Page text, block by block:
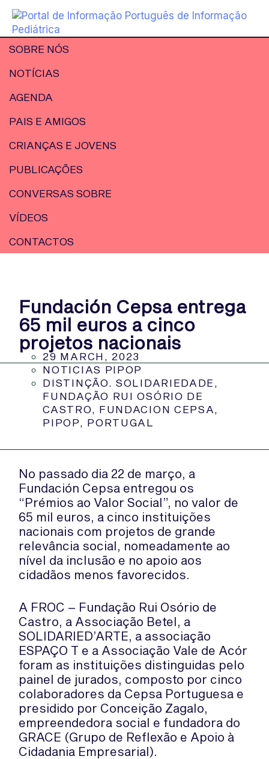
SOBRE NÓS
NOTÍCIAS
AGENDA
PAIS E AMIGOS
CRIANÇAS E JOVENS
PUBLICAÇÕES
CONVERSAS SOBRE
VÍDEOS
CONTACTOS
Fundación Cepsa entrega
65 mil euros a cinco
projetos nacionais
29 MARCH, 2023
NOTICIAS PIPOP
DISTINÇÃO. SOLIDARIEDADE
FUNDAÇÃO RUI OSÓRIO DE
CASTRO
FUNDACION CEPSA
PIPOP
PORTUGAL
No passado dia 22 de março, a
Fundación Cepsa entregou os
“Prémios ao Valor Social”, no valor de
65 mil euros, a cinco instituições
nacionais com projetos de grande
relevância social, nomeadamente ao
nível da inclusão e no apoio aos
cidadãos menos favorecidos.
A FROC – Fundação Rui Osório de
Castro, a Associação Betel, a
SOLIDARIED’ARTE, a associação
ESPAÇO T e a Associação Vale de Acór
foram as instituições distinguidas pelo
painel de jurados, composto por cinco
colaboradores da Cepsa Portuguesa e
presidido por Conceição Zagalo,
empreendedora social e fundadora do
GRACE (Grupo de Reflexão e Apoio à
Cidadania Empresarial).